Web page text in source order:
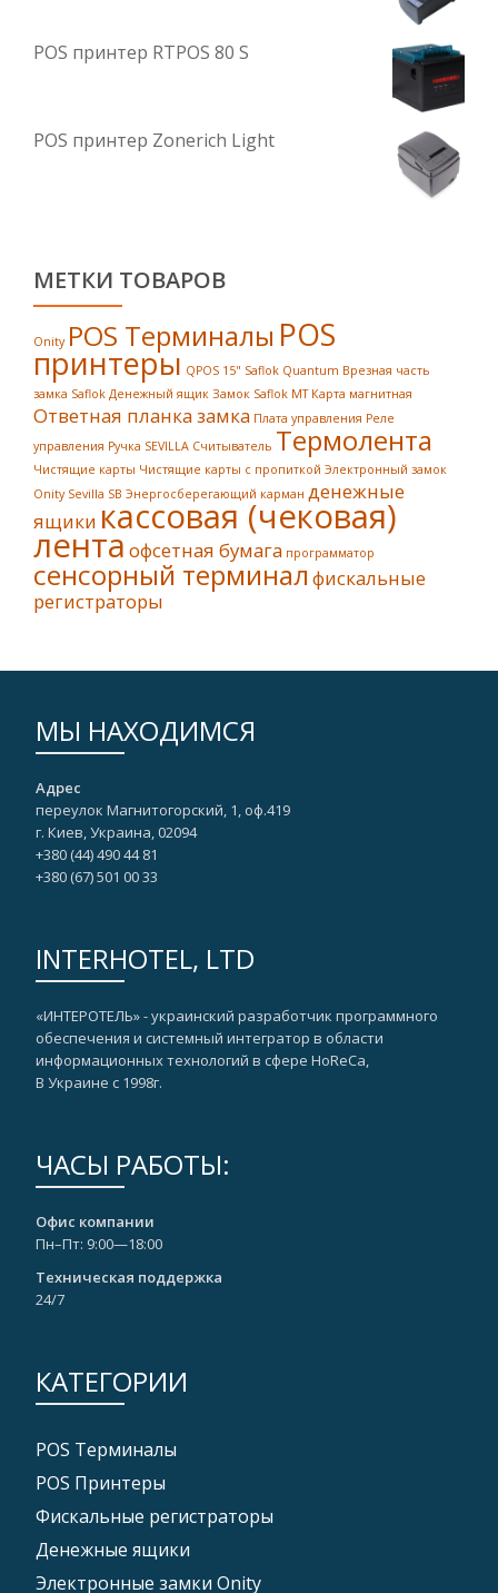
POS принтер RTPOS 80 S
POS принтер Zonerich Light
МЕТКИ ТОВАРОВ
Onity POS Терминалы POS
принтеры QPOS 15" Saflok Quantum Врезная часть
замка Saflok Денежный ящик Замок Saflok MT Карта магнитная
Ответная планка замка Плата управления Реле
управления Ручка SEVILLA Считыватель Термолента
Чистящие карты Чистящие карты с пропиткой Электронный замок
Onity Sevilla SB Энергосберегающий карман денежные
ящики кассовая (чековая)
лента офсетная бумага программатор
сенсорный терминал фискальные
регистраторы
МЫ НАХОДИМСЯ
Адрес
переулок Магнитогорский, 1, оф.419
г. Киев, Украина, 02094
+380 (44) 490 44 81
+380 (67)‎ 501 00 33
INTERHOTEL, LTD
«ИНТЕРОТЕЛЬ» - украинский разработчик программного
обеспечения и системный интегратор в области
информационных технологий в сфере HoReCa,
В Украине с 1998г.
ЧАСЫ РАБОТЫ:
Офис компании
Пн–Пт: 9:00—18:00
Техническая поддержка
24/7
КАТЕГОРИИ
POS Tерминалы
POS Принтеры
Фискальные регистраторы
Денежные ящики
Электронные замки Onity